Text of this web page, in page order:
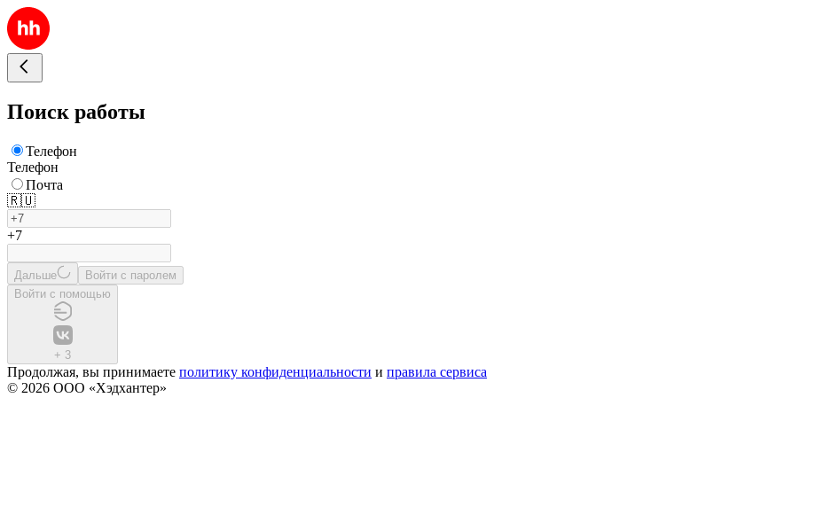
Поиск работы
Телефон
Телефон
Почта
🇷🇺
+7
Дальше
Войти с паролем
Войти с помощью
+ 3
Продолжая, вы принимаете политику конфиденциальности и правила сервиса
© 2026 ООО «Хэдхантер»